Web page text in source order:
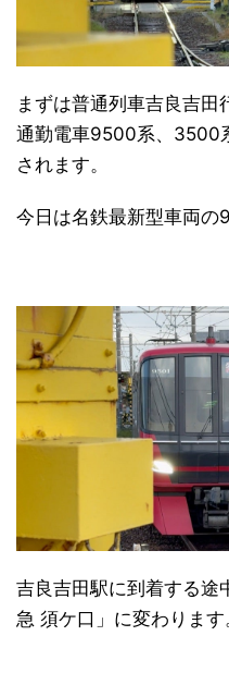
まずは普通列車吉良吉
通勤電車9500系、3500
されます。
今日は名鉄最新型車両の
吉良吉田駅に到着する途
急 須ケ口」に変わります